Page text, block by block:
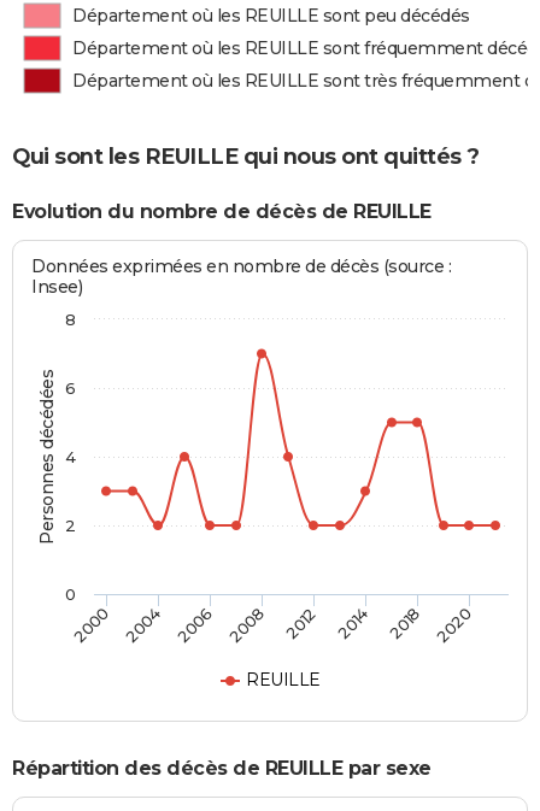
Département où les REUILLE sont peu décédés
Département où les REUILLE sont fréquemment
Département où les REUILLE sont très fréquemment
Qui sont les REUILLE qui nous ont quittés ?
Evolution du nombre de décès de REUILLE
Personnes décédées
Données exprimées en nombre de décès (source :
Insee)
REUILLE
2000 2004 2006 2008 2012 2014 2018 2020
0
2
4
6
8
Répartition des décès de REUILLE par sexe